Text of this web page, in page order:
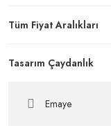
Tasarım Çaydanlık
Emaye
Tüm Fiyat Aralıkları